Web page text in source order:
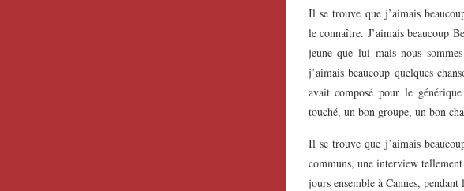
Il se trouve que j’aimais
le connaître. J’aimais beaucoup
jeune que lui mais nous
j’aimais beaucoup quelques
avait composé pour le
touché, un bon groupe, un bon
Il se trouve que j’aimais
communs, une interview
jours ensemble à Cannes,